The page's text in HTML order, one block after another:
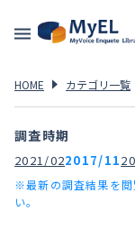
HOME カテゴリ一覧
調査時期
2021/022017/11
※最新の調査結果を閲
い。